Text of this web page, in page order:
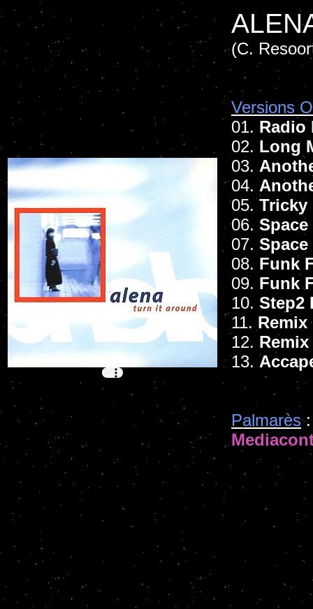
(C.
Versions
01. Radio
02.Long
03.
04.
05.Tricky
06.
07.
08. Funk
09. Funk
10. Step2
11. Remix
12.
13.
Palmarès: